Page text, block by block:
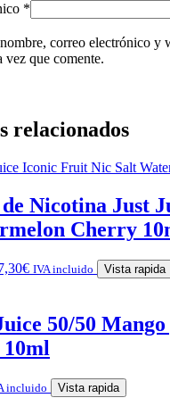
*
correo electrónico y
vez que comente.
relacionados
de Nicotina Just
Cherry
€ IVA incluido Vista rapida
50/50 Mango
incluido Vista rapida